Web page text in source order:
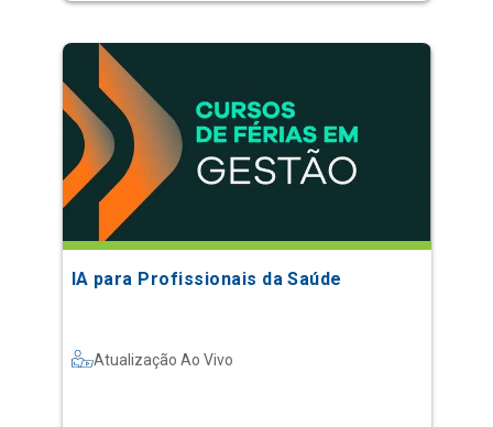
IA para Profissionais da Saúde
Atualização Ao Vivo